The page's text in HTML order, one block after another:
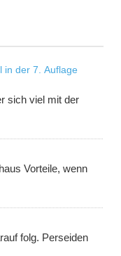
in der 7. Auflage
sich viel mit der
Vorteile, wenn
folg. Perseiden